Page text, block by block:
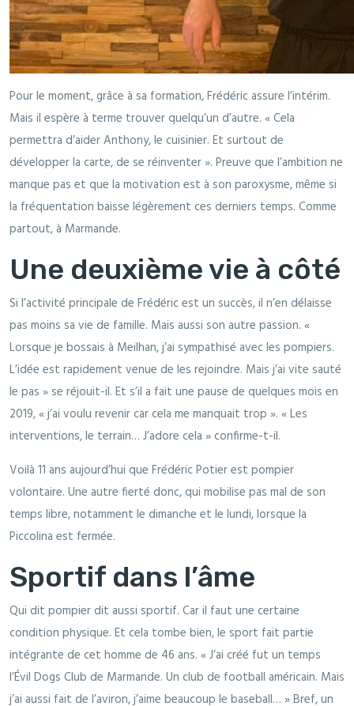
Pour le moment, grâce à sa formation, Frédéric assure l’intérim.
Mais il espère à terme trouver quelqu’un d’autre. « Cela
permettra d’aider Anthony, le cuisinier. Et surtout de
développer la carte, de se réinventer ». Preuve que l’ambition ne
manque pas et que la motivation est à son paroxysme, même si
la fréquentation baisse légèrement ces derniers temps. Comme
partout, à Marmande.
Une deuxième vie à côté
Si l’activité principale de Frédéric est un succès, il n’en délaisse
pas moins sa vie de famille. Mais aussi son autre passion. «
Lorsque je bossais à Meilhan, j’ai sympathisé avec les pompiers.
L’idée est rapidement venue de les rejoindre. Mais j’ai vite sauté
le pas » se réjouit-il. Et s’il a fait une pause de quelques mois en
2019, « j’ai voulu revenir car cela me manquait trop ». « Les
interventions, le terrain… J’adore cela » confirme-t-il.
Voilà 11 ans aujourd’hui que Frédéric Potier est pompier
volontaire. Une autre fierté donc, qui mobilise pas mal de son
temps libre, notamment le dimanche et le lundi, lorsque la
Piccolina est fermée.
Sportif dans l’âme
Qui dit pompier dit aussi sportif. Car il faut une certaine
condition physique. Et cela tombe bien, le sport fait partie
intégrante de cet homme de 46 ans. « J’ai créé fut un temps
l’Évil Dogs Club de Marmande. Un club de football américain. Mais
j’ai aussi fait de l’aviron, j’aime beaucoup le baseball… » Bref, un